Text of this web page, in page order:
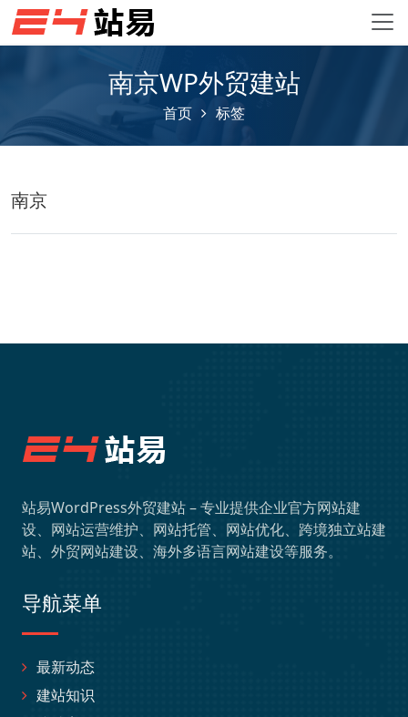
南京WP外贸建站
首页 标签
南京
站易WordPress外贸建站 – 专业提供企业官方网站建
设、网站运营维护、网站托管、网站优化、跨境独立站建
站、外贸网站建设、海外多语言网站建设等服务。
导航菜单
最新动态
建站知识